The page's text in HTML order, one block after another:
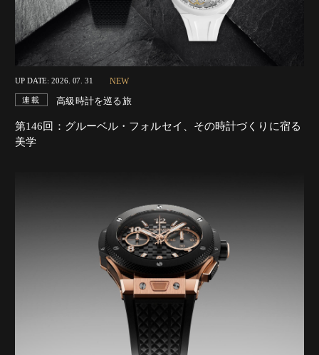
UP DATE: 2026. 07. 31 NEW
連載 高級時計を巡る旅
第146回：グルーベル・フォルセイ、その時計づくりに宿る
美学